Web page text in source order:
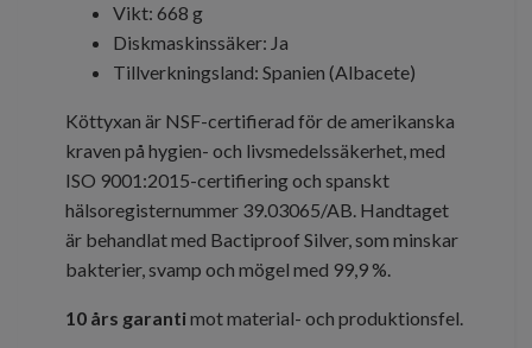
Vikt: 668 g
Diskmaskinssäker: Ja
Tillverkningsland: Spanien (Albacete)
Köttyxan är NSF-certifierad för de amerikanska
kraven på hygien- och livsmedelssäkerhet, med
ISO 9001:2015-certifiering och spanskt
hälsoregisternummer 39.03065/AB. Handtaget
är behandlat med Bactiproof Silver, som minskar
bakterier, svamp och mögel med 99,9 %.
10 års garantimot material- och produktionsfel.